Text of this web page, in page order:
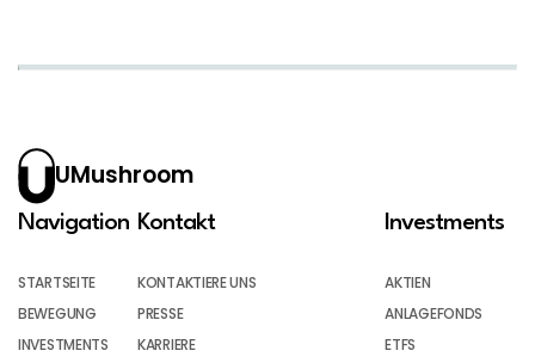
UMushroom
Navigation
STARTSEITE
BEWEGUNG
INVESTMENTS
Kontakt
KONTAKTIERE UNS
PRESSE
KARRIERE
Investments
AKTIEN
ANLAGEFONDS
ETFS